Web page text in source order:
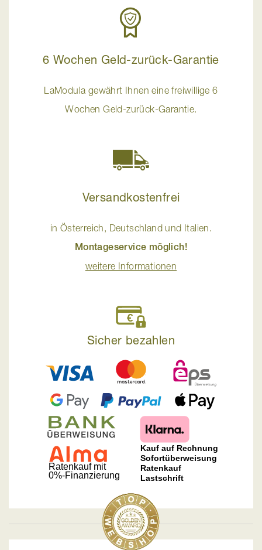
6 Wochen Geld-zurück-Garantie
LaModula gewährt Ihnen eine freiwillige 6
Wochen Geld-zurück-Garantie.
Versandkostenfrei
in Österreich, Deutschland und Italien.
Montageservice möglich!
weitere Informationen
Sicher bezahlen